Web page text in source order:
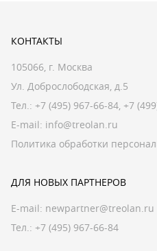
КОНТАКТЫ
105066, г. Москва
Ул. Доброслободская, д.5
Тел.: +7 (495) 967-66-84, +7
E-mail: info@treolan.ru
Политика обработки
ДЛЯ НОВЫХ ПАРТНЕРОВ
E-mail: newpartner@treolan.ru
Тел.: +7 (495) 967-66-84